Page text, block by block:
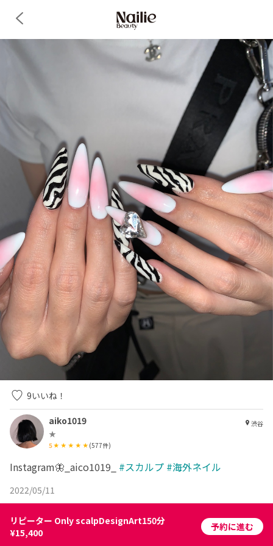
9いいね！
aiko1019
★
5 (577件)
渋谷
Instagram🦋_aico1019_ #スカルプ #海外ネイル
2022/05/11
リピーター Only scalpDesignArt150分
¥15,400
予約に進む